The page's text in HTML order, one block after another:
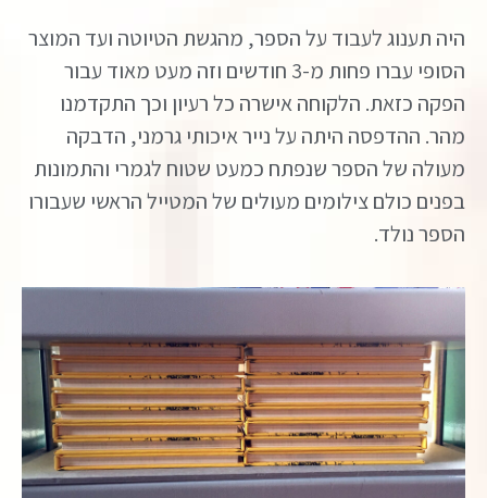
היה תענוג לעבוד על הספר, מהגשת הטיוטה ועד המוצר
הסופי עברו פחות מ-3 חודשים וזה מעט מאוד עבור
הפקה כזאת. הלקוחה אישרה כל רעיון וכך התקדמנו
מהר. ההדפסה היתה על נייר איכותי גרמני, הדבקה
מעולה של הספר שנפתח כמעט שטוח לגמרי והתמונות
בפנים כולם צילומים מעולים של המטייל הראשי שעבורו
הספר נולד.